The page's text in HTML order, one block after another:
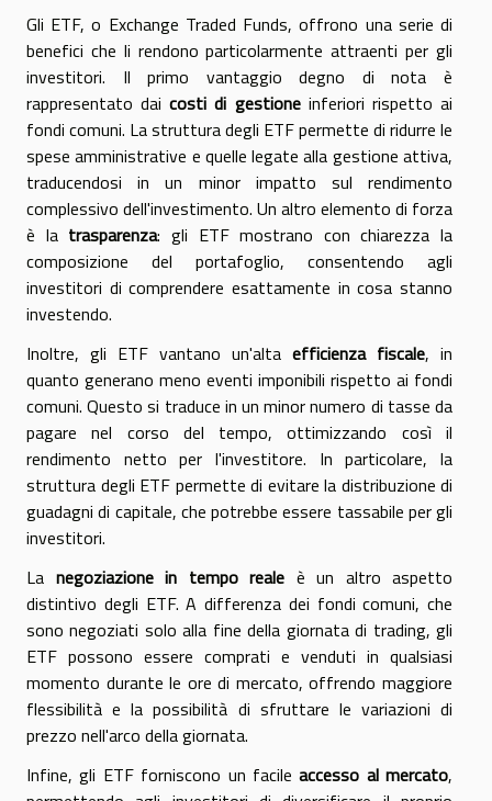
Gli ETF, o Exchange Traded Funds, offrono una serie di
benefici che li rendono particolarmente attraenti per gli
investitori. Il primo vantaggio degno di nota è
rappresentato daicosti di gestioneinferiori rispetto ai
fondi comuni. La struttura degli ETF permette di ridurre le
spese amministrative e quelle legate alla gestione attiva,
traducendosi in un minor impatto sul rendimento
complessivo dell'investimento. Un altro elemento di forza
è la trasparenza: gli ETF mostrano con chiarezza la
composizione del portafoglio, consentendo agli
investitori di comprendere esattamente in cosa stanno
investendo.
Inoltre, gli ETF vantano un'alta efficienza fiscale, in
quanto generano meno eventi imponibili rispetto ai fondi
comuni. Questo si traduce in un minor numero di tasse da
pagare nel corso del tempo, ottimizzando così il
rendimento netto per l'investitore. In particolare, la
struttura degli ETF permette di evitare la distribuzione di
guadagni di capitale, che potrebbe essere tassabile per gli
investitori.
La negoziazione in tempo reale è un altro aspetto
distintivo degli ETF. A differenza dei fondi comuni, che
sono negoziati solo alla fine della giornata di trading, gli
ETF possono essere comprati e venduti in qualsiasi
momento durante le ore di mercato, offrendo maggiore
flessibilità e la possibilità di sfruttare le variazioni di
prezzo nell'arco della giornata.
Infine, gli ETF forniscono un facileaccesso al mercato,